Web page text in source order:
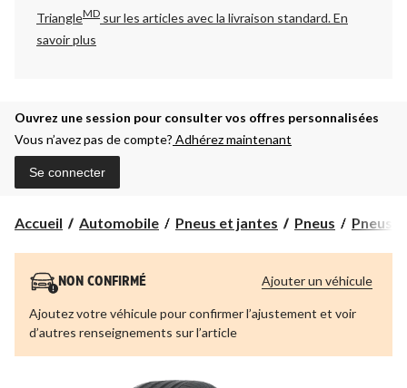
TriangleMD sur les articles avec la livraison standard.En
savoir plus
Ouvrez une session pour consulter vos offres personnalisées
Vous n’avez pas de compte? Adhérez maintenant
Se connecter
Accueil Automobile Pneus et jantes Pneus Pneus
NON CONFIRMÉ
Ajoutez votre véhicule pour confirmer l’ajustement et voir
d’autres renseignements sur l’article
Ajouter un véhicule